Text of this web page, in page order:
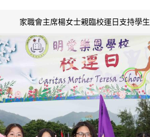
家職會主席楊女士親臨校運日支持學生